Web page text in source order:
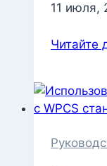
11 июля,
Читайте